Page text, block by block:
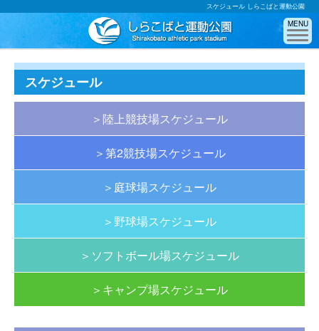
スケジュール しらこばと運動公園
MENU
スケジュール
＞陸上競技場スケジュール
＞第2競技場スケジュール
＞庭球場スケジュール
＞野球場スケジュール
＞ソフトボール場スケジュール
＞キャンプ場スケジュール